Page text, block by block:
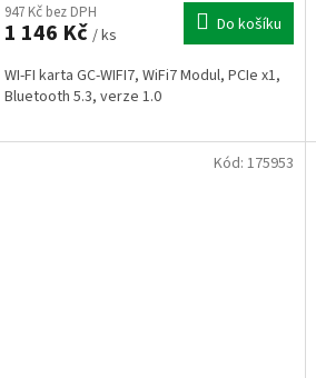
947 Kč bez DPH
1 146 Kč / ks Do košíku
WI-FI karta GC-WIFI7, WiFi7 Modul, PCIe x1,
Bluetooth 5.3, verze 1.0
Kód: 175953